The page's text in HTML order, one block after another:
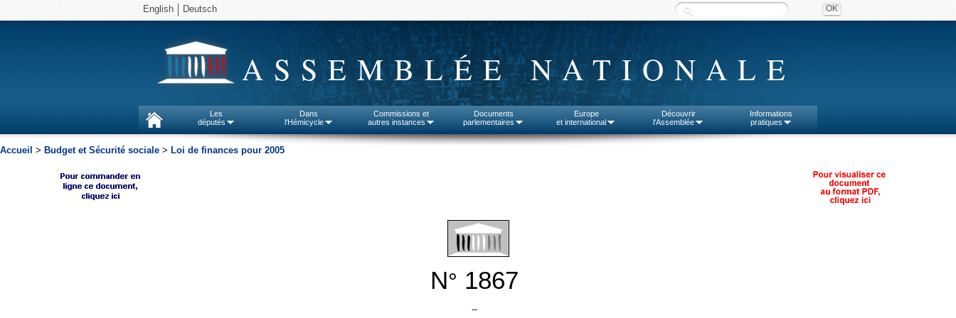
English Deutsch
ASSEMBLÉE NATIONALE
Les
députés
Dans
l'Hémicycle
Commissions et
autres instances
Documents
parlementaires
Europe
et international
Découvrir
l'Assemblée
Informations
pratiques
Accueil > Budget et Sécurité sociale > Loi de finances pour 2005
N° 1867
--